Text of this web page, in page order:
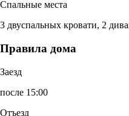
Спальные места
3 двуспальных кровати, 2
Правила дома
Заезд
после 15:00
Отъезд